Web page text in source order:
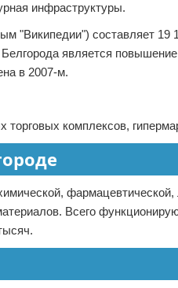
инфраструктуры.
"Википедии") составляет 19
является
в 2007-м.
комплексов,
Всего